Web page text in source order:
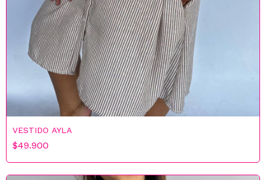
VESTIDO AYLA
$49.900
OFERTA ESPECIAL
Jugá y ganá
Proba tu suerte y consigue descuentos increíbles